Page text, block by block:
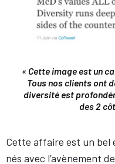
« Cette image est un
Tous nos clients ont
diversité est
des 2
Cette affaire est un bel
nés avec l’avènement